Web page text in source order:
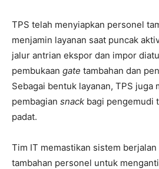
TPS telah menyiapkan personel
menjamin layanan saat puncak
jalur antrian ekspor dan impor
pembukaan gate tambahan dan
Sebagai bentuk layanan, TPS juga
pembagian snack bagi pengemudi
padat.
Tim IT memastikan sistem
tambahan personel untuk